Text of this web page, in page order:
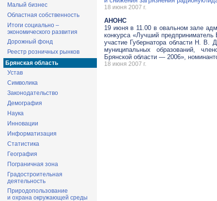
Малый бизнес
Областная собственность
Итоги социально –
экономического развития
Дорожный фонд
Реестр розничных рынков
Брянская область
Устав
Символика
Законодательство
Демография
Наука
Инновации
Информатизация
Статистика
География
Пограничная зона
Градостроительная
деятельность
Природопользование
и охрана окружающей среды
18 июня 2007 г.
АНОНС
19 июня в 11.00 в овальном зале
конкурса «Лучший
участие Губернатора области Н. В.
муниципальных образований,
Брянской области — 2006»,
18 июня 2007 г.